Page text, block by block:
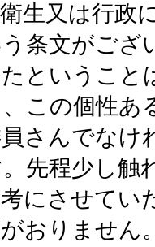
生又は行政
条文がござ
たというこ
この個性あ
さんでなけ
先程少し触
にさせてい
おりません